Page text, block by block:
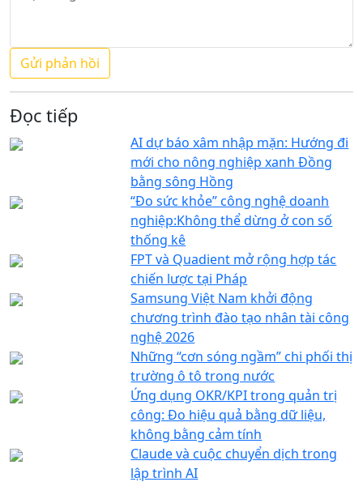
Đọc tiếp
AI dự báo xâm nhập mặn: Hướng đi
mới cho nông nghiệp xanh Đồng
bằng sông Hồng
“Đo sức khỏe” công nghệ doanh
nghiệp:Không thể dừng ở con số
thống kê
FPT và Quadient mở rộng hợp tác
chiến lược tại Pháp
Samsung Việt Nam khởi động
chương trình đào tạo nhân tài công
nghệ 2026
Những “cơn sóng ngầm” chi phối thị
trường ô tô trong nước
Ứng dụng OKR/KPI trong quản trị
công: Đo hiệu quả bằng dữ liệu,
không bằng cảm tính
Claude và cuộc chuyển dịch trong
lập trình AI